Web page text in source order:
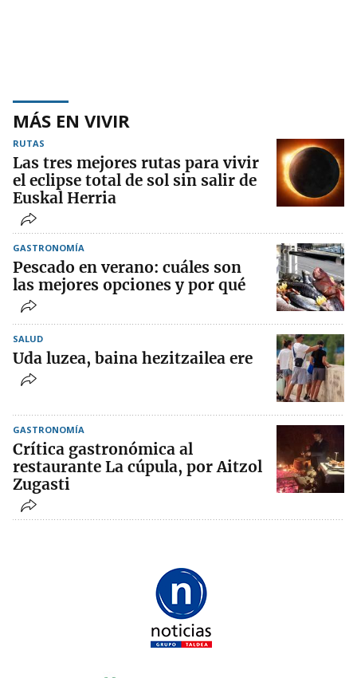
MÁS EN VIVIR
RUTAS
Las tres mejores rutas para vivir
el eclipse total de sol sin salir de
Euskal Herria
GASTRONOMÍA
Pescado en verano: cuáles son
las mejores opciones y por qué
SALUD
Uda luzea, baina hezitzailea ere
GASTRONOMÍA
Crítica gastronómica al
restaurante La cúpula, por Aitzol
Zugasti